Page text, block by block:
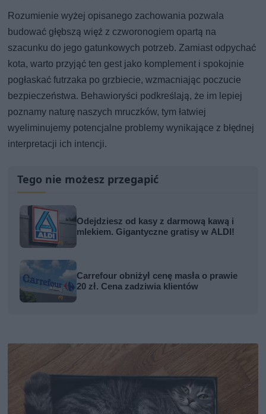
Rozumienie wyżej opisanego zachowania pozwala
budować głębszą więź z czworonogiem opartą na
szacunku do jego gatunkowych potrzeb. Zamiast odpychać
kota, warto przyjąć ten gest jako komplement i spokojnie
pogłaskać futrzaka po grzbiecie, wzmacniając poczucie
bezpieczeństwa. Behawioryści podkreślają, że im lepiej
poznamy naturę naszych mruczków, tym łatwiej
wyeliminujemy potencjalne problemy wynikające z błędnej
interpretacji ich intencji.
Tego nie możesz przegapić
Odejdziesz od kasy z darmową kawą i
mlekiem. Gigantyczne gratisy w ALDI!
Carrefour obniżył cenę masła o prawie
20 zł. Cena zadziwia klientów